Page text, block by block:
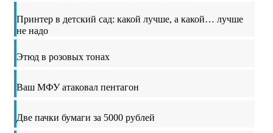
Принтер в детский сад: какой лучше, а какой… лучше
не надо
Этюд в розовых тонах
Ваш МФУ атаковал пентагон
Две пачки бумаги за 5000 рублей